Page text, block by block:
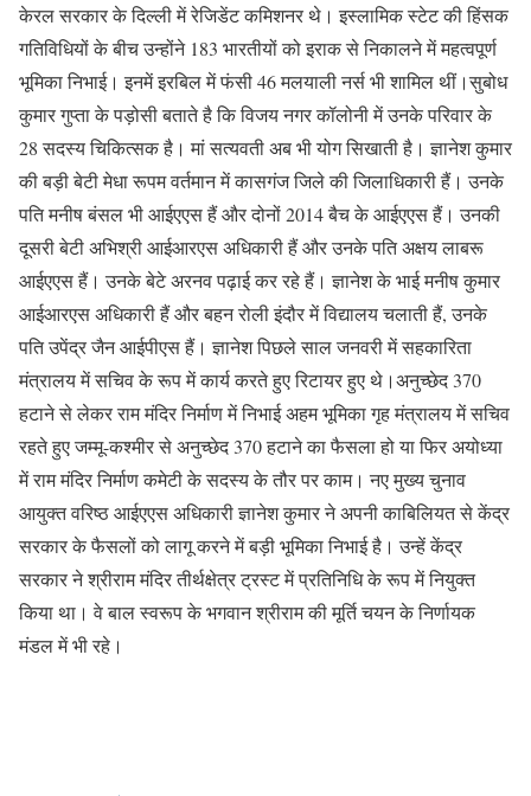
केरल सरकार के दिल्ली में रेजिडेंट कमिशनर थे। इस्लामिक स्टेट की हिंसक
गतिविधियों के बीच उन्होंने 183 भारतीयों को इराक से निकालने में महत्वपूर्ण
भूमिका निभाई। इनमें इरबिल में फंसी 46 मलयाली नर्स भी शामिल थीं।सुबोध
कुमार गुप्ता के पड़ोसी बताते है कि विजय नगर कॉलोनी में उनके परिवार के
28 सदस्य चिकित्सक है। मां सत्यवती अब भी योग सिखाती है। ज्ञानेश कुमार
की बड़ी बेटी मेधा रूपम वर्तमान में कासगंज जिले की जिलाधिकारी हैं। उनके
पति मनीष बंसल भी आईएएस हैं और दोनों 2014 बैच के आईएएस हैं। उनकी
दूसरी बेटी अभिश्री आईआरएस अधिकारी हैं और उनके पति अक्षय लाबरू
आईएएस हैं। उनके बेटे अरनव पढ़ाई कर रहे हैं। ज्ञानेश के भाई मनीष कुमार
आईआरएस अधिकारी हैं और बहन रोली इंदौर में विद्यालय चलाती हैं, उनके
पति उपेंद्र जैन आईपीएस हैं। ज्ञानेश पिछले साल जनवरी में सहकारिता
मंत्रालय में सचिव के रूप में कार्य करते हुए रिटायर हुए थे।अनुच्छेद 370
हटाने से लेकर राम मंदिर निर्माण में निभाई अहम भूमिका गृह मंत्रालय में सचिव
रहते हुए जम्मू-कश्मीर से अनुच्छेद 370 हटाने का फैसला हो या फिर अयोध्या
में राम मंदिर निर्माण कमेटी के सदस्य के तौर पर काम। नए मुख्य चुनाव
आयुक्त वरिष्ठ आईएएस अधिकारी ज्ञानेश कुमार ने अपनी काबिलियत से केंद्र
सरकार के फैसलों को लागू करने में बड़ी भूमिका निभाई है। उन्हें केंद्र
सरकार ने श्रीराम मंदिर तीर्थक्षेत्र ट्रस्ट में प्रतिनिधि के रूप में नियुक्त
किया था। वे बाल स्वरूप के भगवान श्रीराम की मूर्ति चयन के निर्णायक
मंडल में भी रहे।